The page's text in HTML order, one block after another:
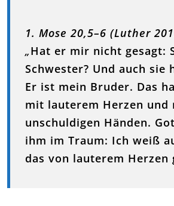
1. Mose 20,5–6 (Luther
„Hat er mir nicht gesagt:
Schwester? Und auch sie
Er ist mein Bruder. Das
mit lauterem Herzen und
unschuldigen Händen.
ihm im Traum: Ich weiß
das von lauterem Herzen